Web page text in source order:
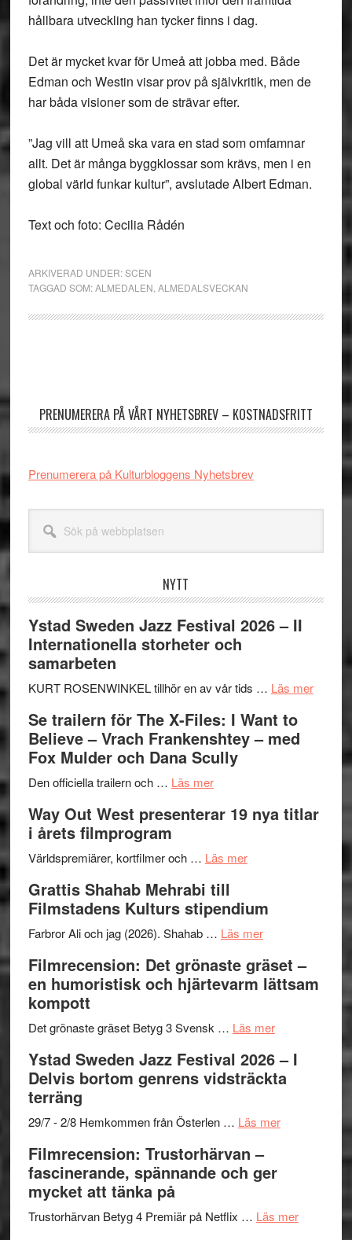
hållbara utveckling han tycker finns i dag.
Det är mycket kvar för Umeå att jobba med. Både
Edman och Westin visar prov på självkritik, men de
har båda visioner som de strävar efter.
”Jag vill att Umeå ska vara en stad som omfamnar
allt. Det är många byggklossar som krävs, men i en
global värld funkar kultur”, avslutade Albert Edman.
Text och foto: Cecilia Rådén
ARKIVERAD UNDER:SCEN
TAGGAD SOM:ALMEDALEN ALMEDALSVECKAN
PRENUMERERA PÅ VÅRT NYHETSBREV – KOSTNADSFRITT
Prenumerera på Kulturbloggens Nyhetsbrev
webbplatsen
NYTT
Ystad Sweden Jazz Festival 2026 – II
Internationella storheter och
samarbeten
KURT ROSENWINKEL tillhör en av vår tids … Läs merom
Festival
II
Se trailern för The X-Files: I Want to
Believe – Vrach Frankenshtey – med
Fox Mulder och Dana Scully
Den officiella trailern och … Läs merom
trailern
The
Files:
I
Want
Believe
–
Frankenshtey
med
Fox
och
Scully
Way Out West presenterar 19 nya titlar
i årets filmprogram
Världspremiärer, kortfilmer och … Läs merom
West
presenterar
nya
titlar
årets
Grattis Shahab Mehrabi till
Filmstadens Kulturs stipendium
Farbror Ali och jag (2026). Shahab … Läs merom
Shahab
Mehrabi
Filmstadens
stipendium
Filmrecension: Det grönaste gräset –
en humoristisk och hjärtevarm lättsam
kompott
Det grönaste gräset Betyg 3 Svensk … Läs merom
Filmrecension:
Det
grönaste
–
och
lättsam
Ystad Sweden Jazz Festival 2026 – I
Delvis bortom genrens vidsträckta
terräng
29/7 - 2/8 Hemkommen från Österlen … Läs merom
2026
Filmrecension: Trustorhärvan –
fascinerande, spännande och ger
mycket att tänka på
Trustorhärvan Betyg 4 Premiär på Netflix … Läs merom